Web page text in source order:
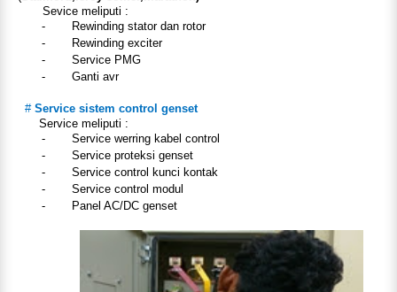
Sevice meliputi :
-
Rewinding stator dan rotor
-
Rewinding exciter
-
Service PMG
-
Ganti avr
# Service sistem control genset
Service meliputi :
-
Service werring kabel control
-
Service proteksi genset
-
Service control kunci kontak
-
Service control modul
-
Panel AC/DC genset